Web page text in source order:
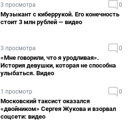
3 просмотра 0
Музыкант с киберрукой. Его конечность
стоит 3 млн рублей — видео
3 просмотра 0
«Мне говорили, что я уродливая».
История девушки, которая не способна
улыбаться. Видео
1 просмотр 0
Московский таксист оказался
«двойником» Сергея Жукова и взорвал
соцсети: видео